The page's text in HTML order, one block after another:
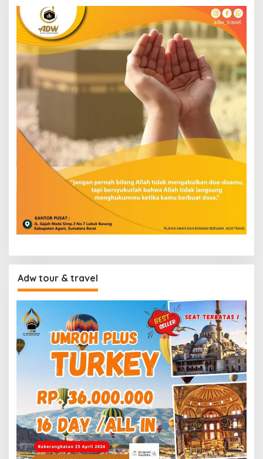
Adw tour & travel